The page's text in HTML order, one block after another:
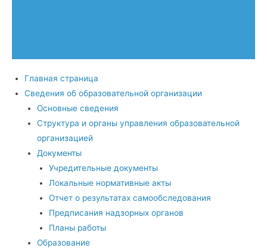
Главная страница
Сведения об образовательной организации
Основные сведения
Структура и органы управления образовательной
организацией
Документы
Учредительные документы
Локальные нормативные акты
Отчет о результатах самообследования
Предписания надзорных органов
Планы работы
Образование